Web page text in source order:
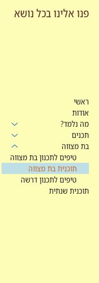
פנו אלינו בכל נושא
ראשי
אודות
מה נלמד?
תכנים
בת מצווה
טיפים לתכנון בת מצווה
תוכנית בת מצווה
טיפים לתכנון דרשה
תוכנית שנתית